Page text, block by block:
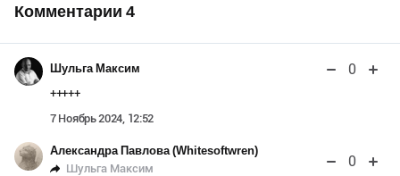
Комментарии 4
Шульга Максим 0
+++++
7 Ноябрь 2024, 12:52
Александра Павлова (Whitesoftwren)
Шульга Максим
0